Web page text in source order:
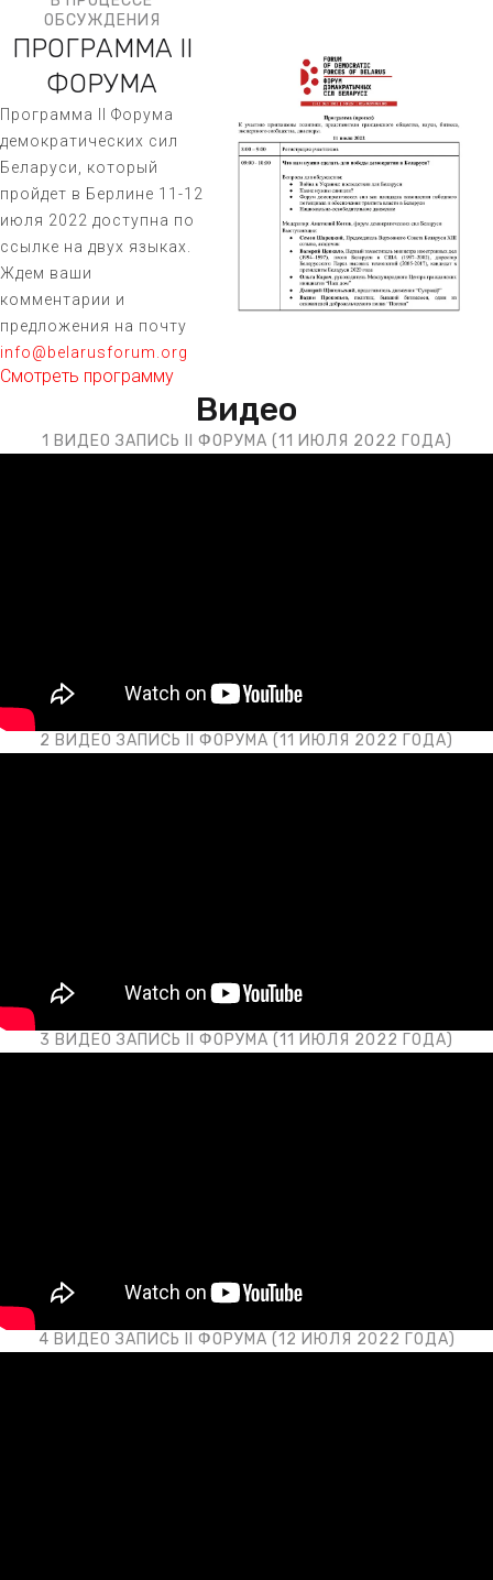
ОБСУЖДЕНИЯ
ПРОГРАММА II
ФОРУМА
Программа II Форума
демократических сил
Беларуси, который
пройдет в Берлине 11-12
июля 2022 доступна по
ссылке на двух языках.
Ждем ваши
комментарии и
предложения на почту
info@belarusforum.org
Смотреть программу
Видео
1 ВИДЕО ЗАПИСЬ II ФОРУМА (11 ИЮЛЯ 2022 ГОДА)
2 ВИДЕО ЗАПИСЬ II ФОРУМА (11 ИЮЛЯ 2022 ГОДА)
3 ВИДЕО ЗАПИСЬ II ФОРУМА (11 ИЮЛЯ 2022 ГОДА)
4 ВИДЕО ЗАПИСЬ II ФОРУМА (12 ИЮЛЯ 2022 ГОДА)